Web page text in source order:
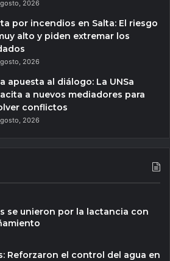
2026
por incendios en Salta: El riesgo
alto y piden extremar los
2026
apuesta al diálogo: La UNSa
a nuevos mediadores para
conflictos
2026
se unieron por la lactancia con
Reforzaron el control del agua en